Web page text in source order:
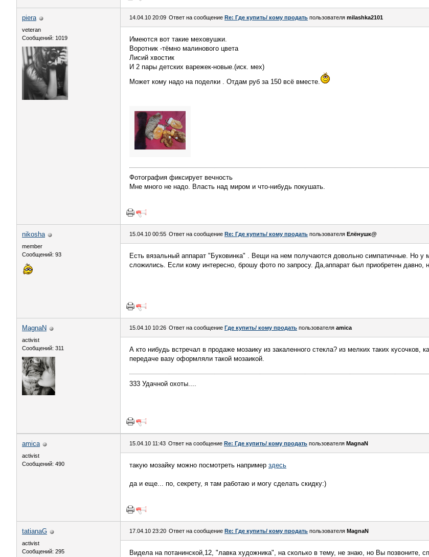
piera
veteran
Сообщений: 1019
14.04.10 20:09 Ответ на сообщение Re: Где купить/ кому продать пользователя milashka2101
Имеются вот такие меховушки.
Воротник -тёмно малинового цвета
Лисий хвостик
И 2 пары детских варежек-новые.(иск. мех)
Может кому надо на поделки . Отдам руб за 150 всё вместе.
Фотография фиксирует вечность
Мне много не надо. Власть над миром и что-нибудь покушать.
nikosha
member
Сообщений: 93
15.04.10 00:55 Ответ на сообщение Re: Где купить/ кому продать пользователя Елёнушк@
Есть вязальный аппарат "Буковинка" . Вещи на нем получаются довольно симпатичные. Но у
сложились. Если кому интересно, брошу фото по запросу. Да,аппарат был приобретен давно,
MagnaN
activist
Сообщений: 311
15.04.10 10:26 Ответ на сообщение Где купить/ кому продать пользователя amica
А кто нибудь встречал в продаже мозаику из закаленного стекла? из мелких таких кусочков,
передаче вазу оформляли такой мозаикой.
333 Удачной охоты....
amica
activist
Сообщений: 490
15.04.10 11:43 Ответ на сообщение Re: Где купить/ кому продать пользователя MagnaN
такую мозайку можно посмотреть например здесь
да и еще... по, секрету, я там работаю и могу сделать скидку:)
tatianaG
activist
Сообщений: 295
17.04.10 23:20 Ответ на сообщение Re: Где купить/ кому продать пользователя MagnaN
Видела на потанинской,12, "лавка художника", на сколько в тему, не знаю, но Вы позвоните,